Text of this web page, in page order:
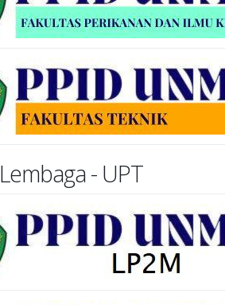
Lembaga - UPT